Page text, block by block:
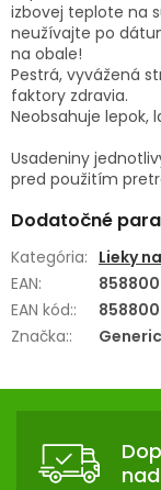
izbovej teplote na
neužívajte po
na obale!
Pestrá, vyvážená
faktory zdravia.
Neobsahuje lepok,
Usadeniny
pred použitím
Dodatočné
Kategória: Lieky
EAN:
EAN kód::
Značka::
Z